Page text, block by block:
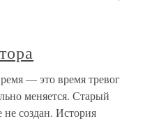
— это время тревог
меняется. Старый
создан. История